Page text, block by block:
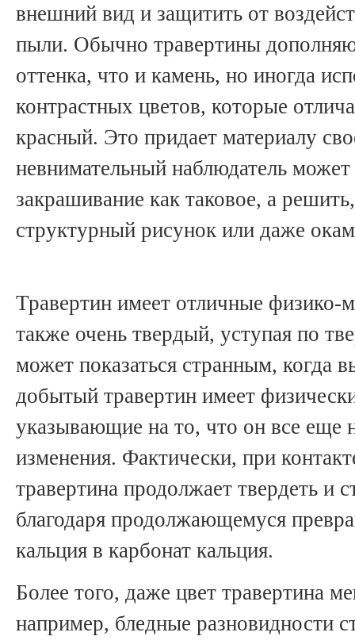
внешний вид и защитить от
пыли. Обычно травертины
оттенка, что и камень, но иногда
контрастных цветов, которые
красный. Это придает материалу
невнимательный наблюдатель
закрашивание как таковое, а
структурный рисунок или даже
Травертин имеет отличные физико-
также очень твердый, уступая по
может показаться странным, когда
добытый травертин имеет
указывающие на то, что он все еще
изменения. Фактически, при
травертина продолжает твердеть и
благодаря продолжающемуся
кальция в карбонат кальция.
Более того, даже цвет травертина
например, бледные разновидности